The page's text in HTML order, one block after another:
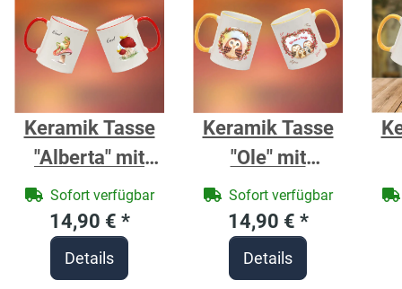
Keramik Tasse
"Alberta" mit
farbigen Henkel
und Motivdruck
Pilze
personalisierbar
Sofort verfügbar
14,90 € *
Details
Keramik Tasse
"Ole" mit
farbigen Henkel
Motivdruck
Familien Eulen
Sofort verfügbar
14,90 € *
Details